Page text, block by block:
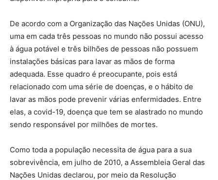
De acordo com a Organização das Nações Unidas (ONU),
uma em cada três pessoas no mundo não possui acesso
à água potável e três bilhões de pessoas não possuem
instalações básicas para lavar as mãos de forma
adequada. Esse quadro é preocupante, pois está
relacionado com uma série de doenças, e o hábito de
lavar as mãos pode prevenir várias enfermidades. Entre
elas, a covid-19, doença que tem se alastrado no mundo
sendo responsável por milhões de mortes.
Como toda a população necessita de água para a sua
sobrevivência, em julho de 2010, a Assembleia Geral das
Nações Unidas declarou, por meio da Resolução